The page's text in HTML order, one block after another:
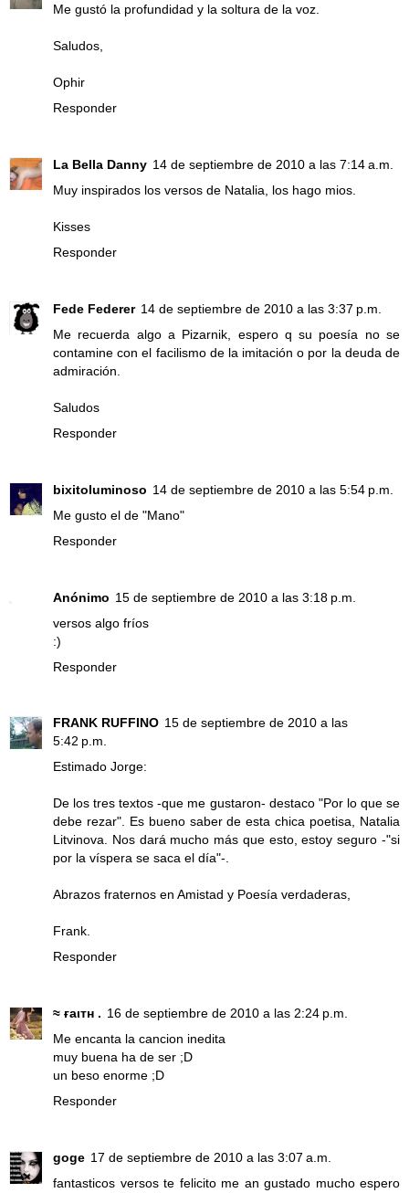
Me gustó la profundidad y la soltura de la voz.
Saludos,
Ophir
Responder
La Bella Danny 14 de septiembre de 2010 a las 7:14 a.m.
Muy inspirados los versos de Natalia, los hago mios.
Kisses
Responder
Fede Federer 14 de septiembre de 2010 a las 3:37 p.m.
Me recuerda algo a Pizarnik, espero q su poesía no se
contamine con el facilismo de la imitación o por la deuda de
admiración.
Saludos
Responder
bixitoluminoso 14 de septiembre de 2010 a las 5:54 p.m.
Me gusto el de "Mano"
Responder
Anónimo 15 de septiembre de 2010 a las 3:18 p.m.
versos algo fríos
:)
Responder
FRANK RUFFINO 15 de septiembre de 2010 a las
5:42 p.m.
Estimado Jorge:
De los tres textos -que me gustaron- destaco "Por lo que se
debe rezar". Es bueno saber de esta chica poetisa, Natalia
Litvinova. Nos dará mucho más que esto, estoy seguro -"si
por la víspera se saca el día"-.
Abrazos fraternos en Amistad y Poesía verdaderas,
Frank.
Responder
≈ ғaιтн . 16 de septiembre de 2010 a las 2:24 p.m.
Me encanta la cancion inedita
muy buena ha de ser ;D
un beso enorme ;D
Responder
goge 17 de septiembre de 2010 a las 3:07 a.m.
fantasticos versos te felicito me an gustado mucho espero